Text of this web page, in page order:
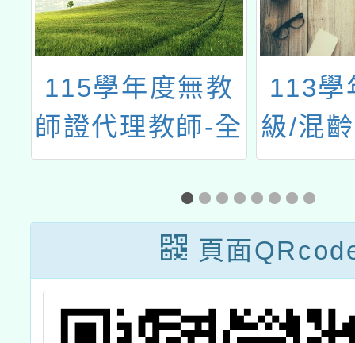
115學年度無教
師證代理教師-全
國共學團計畫」
113學
級/混
公開
例研
頁面